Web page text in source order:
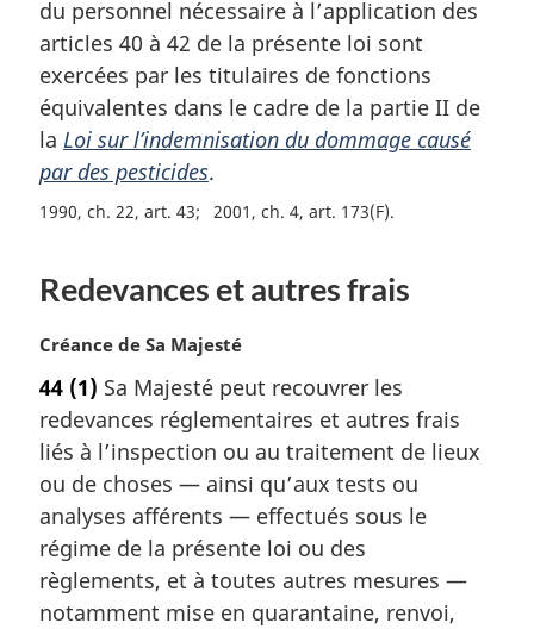
e
m
a
g
i
n
l
:
du personnel nécessaire à l’application des
articles 40 à 42 de la présente loi sont
exercées par les titulaires de fonctions
équivalentes dans le cadre de la partie II de
la Loi sur l’indemnisation du dommage causé
par des pesticides.
1990, ch. 22, art. 43 2001, ch. 4, art. 173(F)
Redevances et autres frais
N
t
e
m
a
g
i
n
a
Créance de Sa Majesté
44 (1) Sa Majesté peut recouvrer les
redevances réglementaires et autres frais
liés à l’inspection ou au traitement de lieux
ou de choses — ainsi qu’aux tests ou
analyses afférents — effectués sous le
régime de la présente loi ou des
règlements, et à toutes autres mesures —
notamment mise en quarantaine, renvoi,